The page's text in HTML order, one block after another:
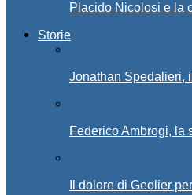
Placido Nicolosi e la
Storie
Jonathan Spedalieri,
Federico Ambrogi, la
Il dolore di Geolier